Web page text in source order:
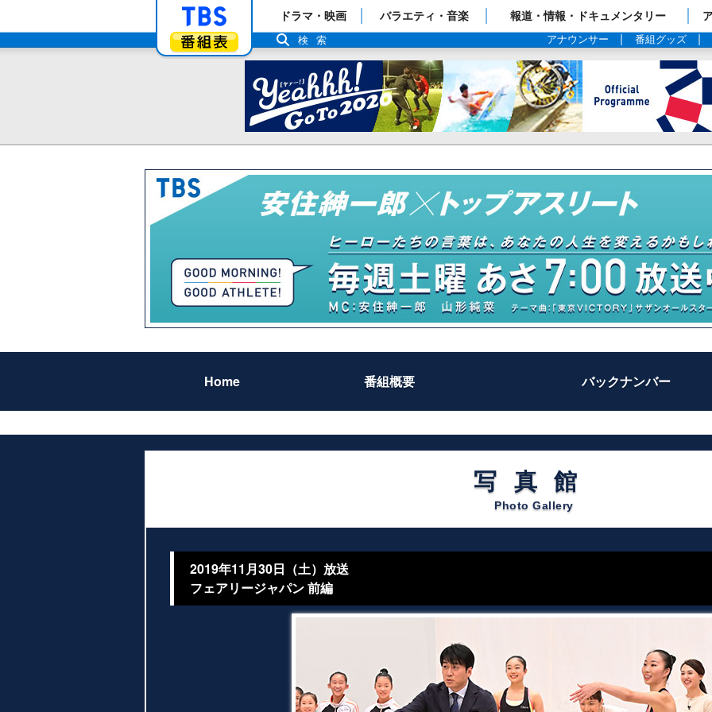
「TBSテレビ」トップページ
番組表
ドラマ・映画 バラエティ・音楽 報道・情報・ドキュメンタリー
アナウンサー 番組グッズ
検索
Home 番組概要 バックナンバー
写真館
Photo Gallery
2019年11月30日（土）放送
フェアリージャパン 前編